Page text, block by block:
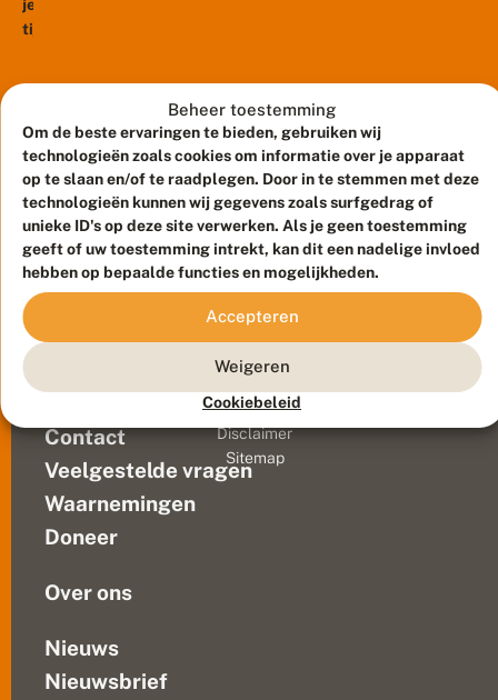
Beheer toestemming
Om de beste ervaringen te bieden, gebruiken wij
technologieën zoals cookies om informatie over je apparaat
op te slaan en/of te raadplegen. Door in te stemmen met deze
technologieën kunnen wij gegevens zoals surfgedrag of
unieke ID's op deze site verwerken. Als je geen toestemming
geeft of uw toestemming intrekt, kan dit een nadelige invloed
hebben op bepaalde functies en mogelijkheden.
Accepteren
Weigeren
Cookiebeleid
e
r
n
e
r
december.
Dus
je
wilt
zien
is
nu
het
moment.
Op...
m
a
e
s
i
n
h
e
t
d
o
n
k
e
r
je
tijdens
zomeravond
tot
laat
in
de
tuin
zit,
kan
het
voorkomen
dat
je,
het
echt
flink
schemert,
Contact
Veelgestelde vragen
Waarnemingen
Doneer
Over ons
Nieuws
Nieuwsbrief
Duurzaam ontwikkeld doorGo2People
Privacy
Disclaimer
Sitemap